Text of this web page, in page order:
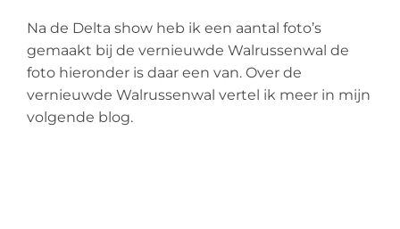
Na de Delta show heb ik een aantal foto’s
gemaakt bij de vernieuwde Walrussenwal de
foto hieronder is daar een van. Over de
vernieuwde Walrussenwal vertel ik meer in mijn
volgende blog.